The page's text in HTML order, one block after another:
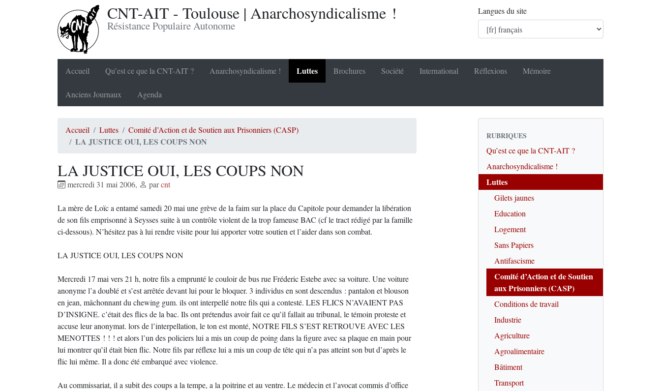
CNT-AIT - Toulouse | Anarchosyndicalisme !
Résistance Populaire Autonome
Langues du site
Accueil Qu’est ce que la CNT-AIT ? Anarchosyndicalisme ! Luttes Brochures Société International Réflexions Mémoire
Anciens Journaux Agenda
Accueil Luttes Comité d’Action et de Soutien aux Prisonniers (CASP)
LA JUSTICE OUI, LES COUPS NON
LA JUSTICE OUI, LES COUPS NON
mercredi 31 mai 2006, parcnt
La mère de Loïc a entamé samedi 20 mai une grève de la faim sur la place du Capitole pour demander la libération
de son fils emprisonné à Seysses suite à un contrôle violent de la trop fameuse BAC (cf le tract rédigé par la famille
ci-dessous). N’hésitez pas à lui rendre visite pour lui apporter votre soutien et l’aider dans son combat.
LA JUSTICE OUI, LES COUPS NON
Mercredi 17 mai vers 21 h, notre fils a emprunté le couloir de bus rue Fréderic Estebe avec sa voiture. Une voiture
anonyme l’a doublé et s’est arrêtée devant lui pour le bloquer. 3 individus en sont descendus : pantalon et blouson
en jean, mâchonnant du chewing gum. ils ont interpellé notre fils qui a contesté. LES FLICS N’AVAIENT PAS
D’INSIGNE. c’était des flics de la bac. Ils ont prétendus avoir fait ce qu’il fallait au tribunal, le témoin proteste et
accuse leur anonymat. lors de l’interpellation, le ton est monté, NOTRE FILS S’EST RETROUVE AVEC LES
MENOTTES ! ! ! et alors l’un des policiers lui a mis un coup de poing dans la figure avec sa plaque en main pour
lui montrer qu’il était bien flic. Notre fils par réflexe lui a mis un coup de tête qui n’a pas atteint son but d’après le
flic lui même. Il a donc été embarqué avec violence.
Au commissariat, il a subit des coups a la tempe, a la poitrine et au ventre. Le médecin et l’avocat commis d’office
RUBRIQUES
Qu’est ce que la CNT-AIT ?
Anarchosyndicalisme !
Luttes
Gilets jaunes
Education
Logement
Sans Papiers
Antifascisme
Comité d’Action et de Soutien
aux Prisonniers (CASP)
Conditions de travail
Industrie
Agriculture
Agroalimentaire
Bâtiment
Transport